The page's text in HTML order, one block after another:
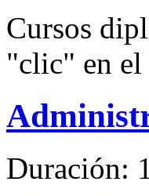
Cursos
"clic" en
Duración: